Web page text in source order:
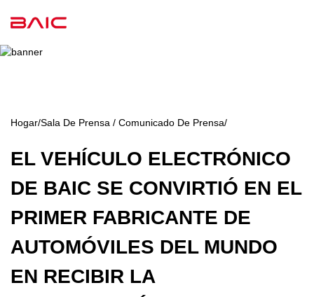
Hogar/Sala De Prensa / Comunicado De Prensa/
EL VEHÍCULO ELECTRÓNICO
DE BAIC SE CONVIRTIÓ EN EL
PRIMER FABRICANTE DE
AUTOMÓVILES DEL MUNDO
EN RECIBIR LA